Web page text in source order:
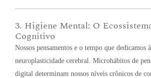
3. Higiene Mental: O
Cognitivo
Nossos pensamentos e o tempo que dedicamos
neuroplasticidade cerebral. Microhábitos de
digital determinam nossos níveis crônicos de